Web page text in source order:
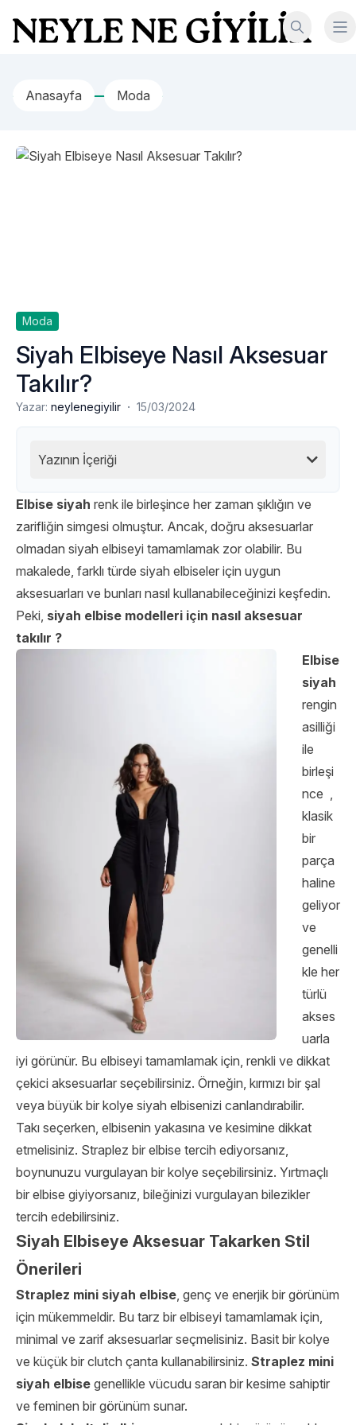
Neyle Ne Giyilir
Anasayfa Moda
Moda
Siyah Elbiseye Nasıl Aksesuar
Takılır?
Yazar: neylenegiyilir · 15/03/2024
Yazının İçeriği
Elbise siyah renk ile birleşince her zaman şıklığın ve
zarifliğin simgesi olmuştur. Ancak, doğru aksesuarlar
olmadan siyah elbiseyi tamamlamak zor olabilir. Bu
makalede, farklı türde siyah elbiseler için uygun
aksesuarları ve bunları nasıl kullanabileceğinizi keşfedin.
Peki, siyah elbise modelleri için nasıl aksesuar
takılır ?
Elbise
siyah
rengin
asilliği
ile
birleşi
nce ,
klasik
bir
parça
haline
geliyor
ve
genelli
kle her
türlü
akses
uarla
iyi görünür. Bu elbiseyi tamamlamak için, renkli ve dikkat
çekici aksesuarlar seçebilirsiniz. Örneğin, kırmızı bir şal
veya büyük bir kolye siyah elbisenizi canlandırabilir.
Takı seçerken, elbisenin yakasına ve kesimine dikkat
etmelisiniz. Straplez bir elbise tercih ediyorsanız,
boynunuzu vurgulayan bir kolye seçebilirsiniz. Yırtmaçlı
bir elbise giyiyorsanız, bileğinizi vurgulayan bilezikler
tercih edebilirsiniz.
Siyah Elbiseye Aksesuar Takarken Stil
Önerileri
Straplez mini siyah elbise, genç ve enerjik bir görünüm
için mükemmeldir. Bu tarz bir elbiseyi tamamlamak için,
minimal ve zarif aksesuarlar seçmelisiniz. Basit bir kolye
ve küçük bir clutch çanta kullanabilirsiniz. Straplez mini
siyah elbise genellikle vücudu saran bir kesime sahiptir
ve feminen bir görünüm sunar.